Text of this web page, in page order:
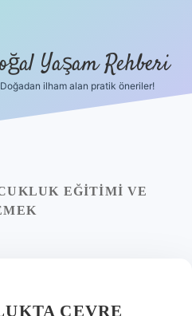
Yaşam Rehberi
Doğadan ilham alan pratik öneriler!
EĞITIMI VE
ÇEVRE